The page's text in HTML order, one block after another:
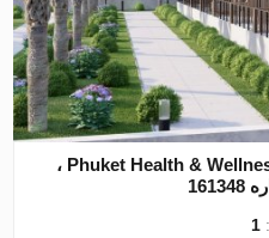
آپارتمان در در Phuket Health & Wellness Resort Tatlisu ،
1